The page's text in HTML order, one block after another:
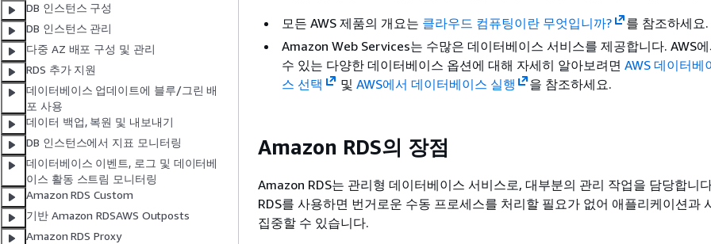
DB 인스턴스 구성
DB 인스턴스 관리
다중 AZ 배포 구성 및 관리
RDS 추가 지원
데이터베이스 업데이트에 블루/그린 배
포 사용
데이터 백업, 복원 및 내보내기
DB 인스턴스에서 지표 모니터링
데이터베이스 이벤트, 로그 및 데이터베
이스 활동 스트림 모니터링
Amazon RDS Custom
기반 Amazon RDSAWS Outposts
Amazon RDS Proxy
모든 AWS 제품의 개요는 클라우드 컴퓨팅이란 무엇입니까?
를 참조하세요.
Amazon Web Services는 수많은 데이터베이스 서비스를 제공합니다. AWS
수 있는 다양한 데이터베이스 옵션에 대해 자세히 알아보려면 AWS 데이터베
스 선택
및 AWS에서 데이터베이스 실행 을 참조하세요.
Amazon RDS의 장점
Amazon RDS는 관리형 데이터베이스 서비스로, 대부분의 관리 작업을 담당합니
RDS를 사용하면 번거로운 수동 프로세스를 처리할 필요가 없어 애플리케이션과
집중할 수 있습니다.